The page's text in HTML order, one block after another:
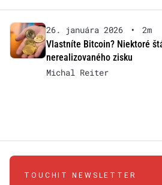
26. januára 2026 •
2m
Vlastníte Bitcoin? Niektoré
nerealizovaného zisku
Michal Reiter
TOUCHIT NEWSLETTER